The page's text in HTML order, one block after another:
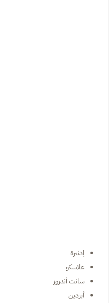
إدنبرة
غلاسكو
سانت أندروز
أبردين